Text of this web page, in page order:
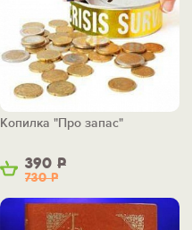
390 Р
730Р
Копилка "Про запас"